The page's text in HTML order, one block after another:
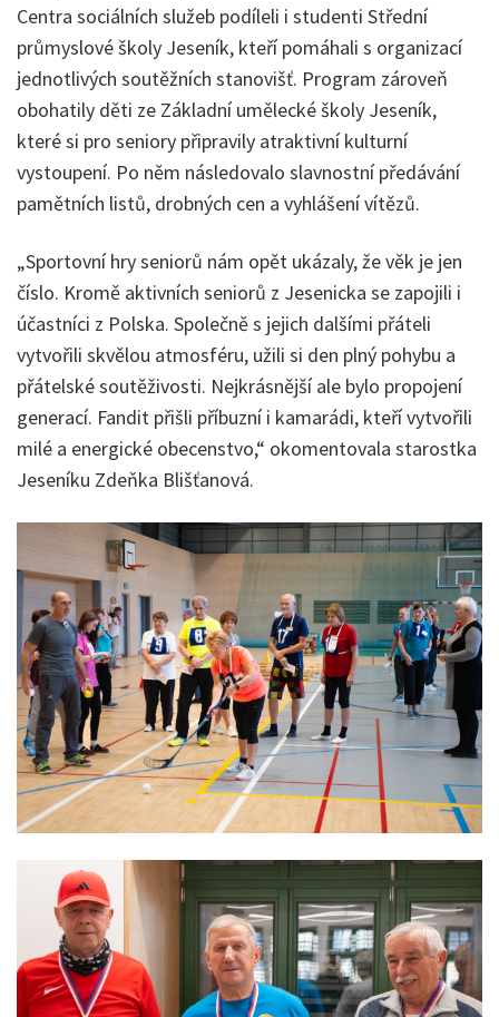
Centra sociálních služeb podíleli i studenti Střední
průmyslové školy Jeseník, kteří pomáhali s organizací
jednotlivých soutěžních stanovišť. Program zároveň
obohatily děti ze Základní umělecké školy Jeseník,
které si pro seniory připravily atraktivní kulturní
vystoupení. Po něm následovalo slavnostní předávání
pamětních listů, drobných cen a vyhlášení vítězů.
„Sportovní hry seniorů nám opět ukázaly, že věk je jen
číslo. Kromě aktivních seniorů z Jesenicka se zapojili i
účastníci z Polska. Společně s jejich dalšími přáteli
vytvořili skvělou atmosféru, užili si den plný pohybu a
přátelské soutěživosti. Nejkrásnější ale bylo propojení
generací. Fandit přišli příbuzní i kamarádi, kteří vytvořili
milé a energické obecenstvo,“ okomentovala starostka
Jeseníku Zdeňka Blišťanová.